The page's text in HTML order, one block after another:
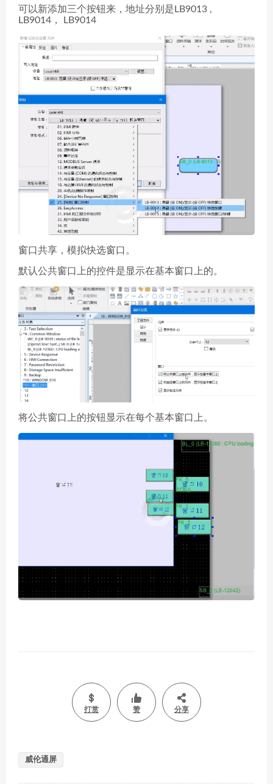
可以新添加三个按钮来，地址分别是LB9013 ,
LB9014， LB9014
窗口共享，模拟快选窗口。
默认公共窗口上的控件是显示在基本窗口上的。
将公共窗口上的按钮显示在每个基本窗口上。
打赏 赞 分享
威伦通屏